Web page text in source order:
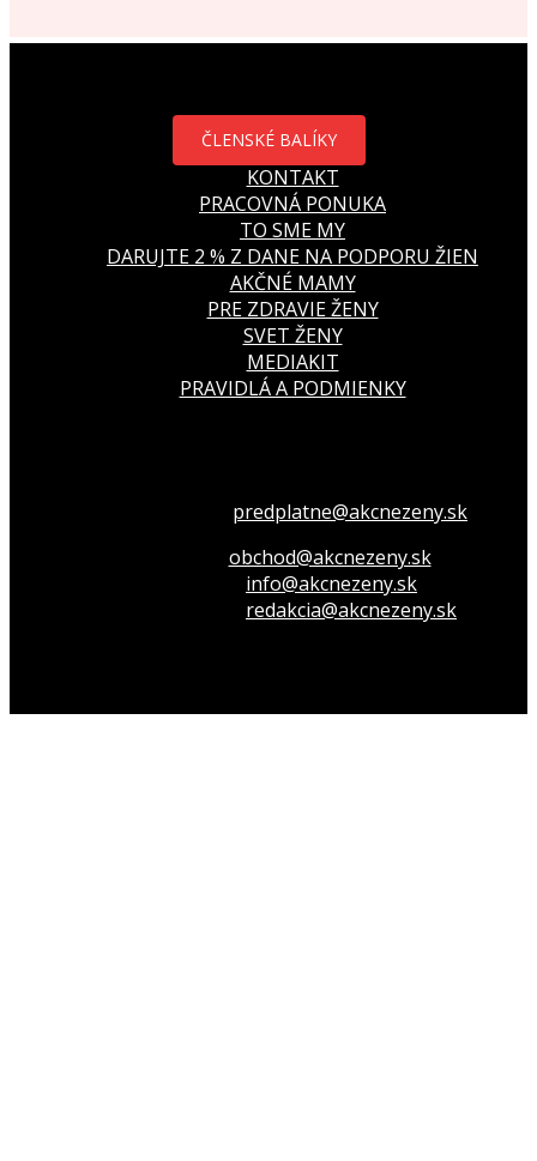
ČLENSKÉ BALÍKY
KONTAKT
PRACOVNÁ PONUKA
TO SME MY
DARUJTE 2 % Z DANE NA PODPORU ŽIEN
AKČNÉ MAMY
PRE ZDRAVIE ŽENY
SVET ŽENY
MEDIAKIT
PRAVIDLÁ A PODMIENKY
predplatne@akcnezeny.sk
obchod@akcnezeny.sk
info@akcnezeny.sk
redakcia@akcnezeny.sk